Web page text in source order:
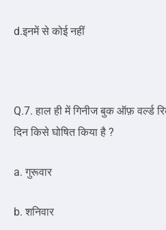
d.इनमें से कोई नहीं
Q.7. हाल ही में गिनीज बुक ऑफ़ वर्ल्ड
दिन किसे घोषित किया है ?
a. गुरूवार
b. शनिवार